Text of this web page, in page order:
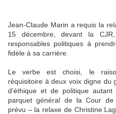
Jean-Claude Marin a requis la
15 décembre, devant la
responsables politiques à
fidèle à sa carrière.
Le verbe est choisi, le
réquisitoire à deux voix digne du
d'éthique et de politique
parquet général de la Cour
prévu – la relaxe de Christine